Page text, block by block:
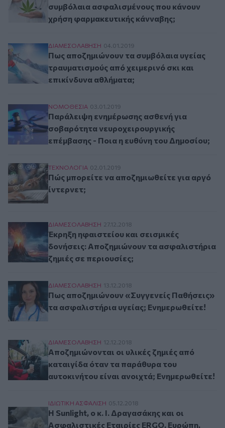
συμβόλαια ασφαλισμένους που κάνουν
χρήση φαρμακευτικής κάνναβης;
Πως αποζημιώνουν τα συμβόλαια υγείας
ΔΙΑΜΕΣΟΛAΒΗΣΗ 04.01.2019
Πως αποζημιώνουν τα συμβόλαια υγείας
τραυματισμούς από χειμερινό σκι και
επικίνδυνα αθλήματα;
Παράλειψη ενημέρωσης ασθενή για
ΝΟΜΟΘΕΣΙΑ 03.01.2019
Παράλειψη ενημέρωσης ασθενή για
σοβαρότητα νευροχειρουργικής
επέμβασης - Ποια η ευθύνη του Δημοσίου;
Πώς μπορείτε να αποζημιωθείτε για αργό
ΤΕΧΝΟΛΟΓΙΑ 02.01.2019
Πώς μπορείτε να αποζημιωθείτε για αργό
ίντερνετ;
Έκρηξη ηφαιστείου και σεισμικές δονήσεις:
ΔΙΑΜΕΣΟΛAΒΗΣΗ 27.12.2018
Έκρηξη ηφαιστείου και σεισμικές
δονήσεις: Αποζημιώνουν τα ασφαλιστήρια
ζημιές σε περιουσίες;
Πως αποζημιώνουν «Συγγενείς Παθήσεις» τα
ΔΙΑΜΕΣΟΛAΒΗΣΗ 13.12.2018
Πως αποζημιώνουν «Συγγενείς Παθήσεις»
τα ασφαλιστήρια υγείας; Ενημερωθείτε!
Αποζημιώνονται οι υλικές ζημιές από
ΔΙΑΜΕΣΟΛAΒΗΣΗ 12.12.2018
Αποζημιώνονται οι υλικές ζημιές από
καταιγίδα όταν τα παράθυρα του
αυτοκινήτου είναι ανοιχτά; Ενημερωθείτε!
Η Sunlight, ο κ. Ι. Δραγασάκης και οι
ΙΔΙΩΤΙΚΗ ΑΣΦAΛΙΣΗ 05.12.2018
Η Sunlight, ο κ. Ι. Δραγασάκης και οι
Ασφαλιστικές Εταιρίες ERGO, Ευρώπη,